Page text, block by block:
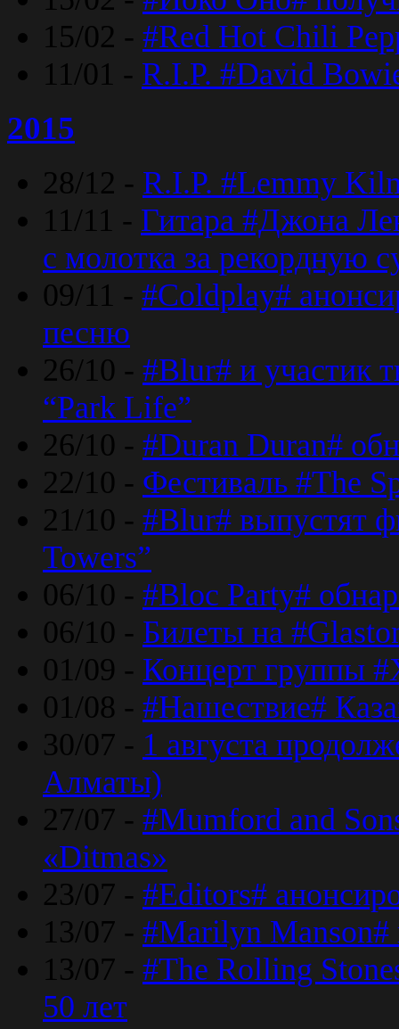
15/02 - #Red Hot Chili
11/01 - R.I.P. #David
2015
28/12 - R.I.P. #Lemmy
11/11 - Гитара #Джона
с молотка за рекордную
09/11 - #Coldplay#
песню
26/10 - #Blur# и участик
“Park Life”
26/10 - #Duran Duran#
22/10 - Фестиваль #The
21/10 - #Blur# выпустят
Towers”
06/10 - #Bloc Party#
06/10 - Билеты на
01/09 - Концерт группы
01/08 - #Нашествие#
30/07 - 1 августа
Алматы)
27/07 - #Mumford and
«Ditmas»
23/07 - #Editors#
13/07 - #Marilyn Manson#
13/07 - #The Rolling
50 лет